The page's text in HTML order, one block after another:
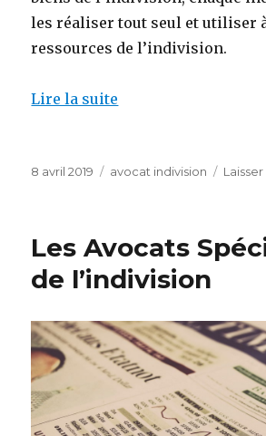
les réaliser tout seul et utiliser
ressources de l’indivision.
Lire la suite
Publié
8 avril 2019 Catégories
avocat indivision
Les Avocats
de l’indivision